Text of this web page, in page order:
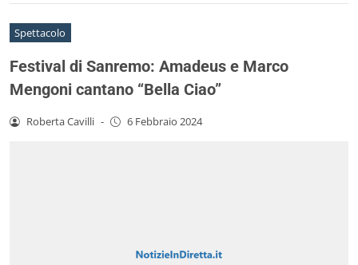
Spettacolo
Festival di Sanremo: Amadeus e Marco
Mengoni cantano “Bella Ciao”
Roberta Cavilli - 6 Febbraio 2024